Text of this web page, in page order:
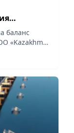
баланс
«Kazakhmys